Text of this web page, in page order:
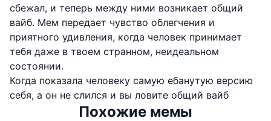
сбежал, и теперь между ними возникает общий
вайб. Мем передает чувство облегчения и
приятного удивления, когда человек принимает
тебя даже в твоем странном, неидеальном
состоянии.
Когда показала человеку самую ебанутую версию
себя, а он не слился и вы ловите общий вайб
Похожие мемы